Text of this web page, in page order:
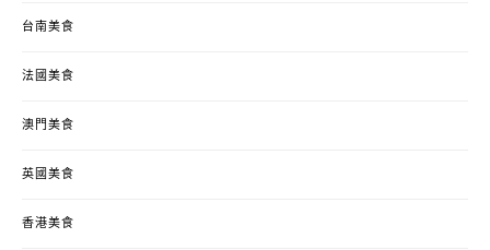
台南美食
法國美食
澳門美食
英國美食
香港美食